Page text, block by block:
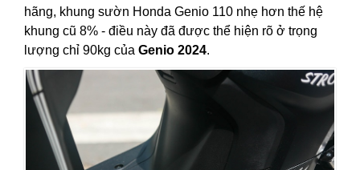
hãng, khung sườn Honda Genio 110 nhẹ hơn thế hệ
khung cũ 8% - điều này đã được thể hiện rõ ở trọng
lượng chỉ 90kg của Genio 2024.